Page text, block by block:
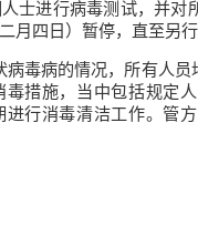
士进行病毒测试，并
月四日）暂停，直至另行
毒病的情况，所有人员
措施，当中包括规定
行消毒清洁工作。管